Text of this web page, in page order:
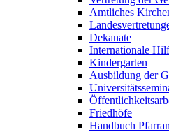
Amtliches
Dekanate
Internationale
Kindergarten
Ausbildung der
Friedhöfe
Handbuch